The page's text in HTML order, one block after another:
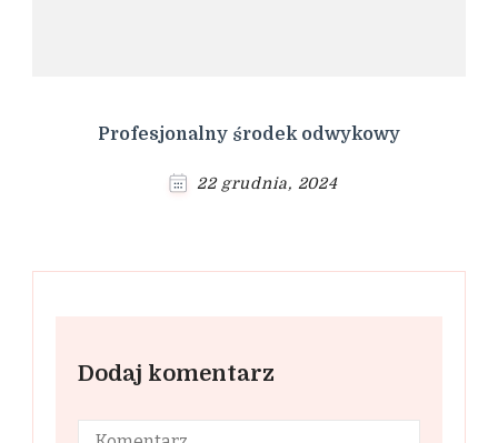
Profesjonalny środek odwykowy
22 grudnia, 2024
Dodaj komentarz